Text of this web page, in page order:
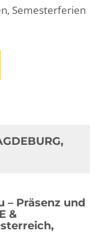
Semesterferien
– Präsenz und
&